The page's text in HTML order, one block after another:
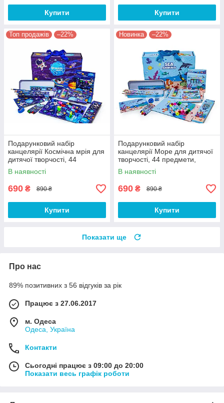
Купити Купити
Топ продажів –22%
Подарунковий набір
канцелярії Космічна мрія для
дитячої творчості, 44
предмети, синій
В наявності
690 ₴ 890 ₴
Купити
Новинка –22%
Подарунковий набір
канцелярії Море для дитячої
творчості, 44 предмети,
блакитний
В наявності
690 ₴ 890 ₴
Купити
Показати ще
Про нас
89% позитивних з 56 відгуків за рік
Працює з 27.06.2017
м. Одеса
Одеса, Україна
Контакти
Сьогодні працює з 09:00 до 20:00
Показати весь графік роботи